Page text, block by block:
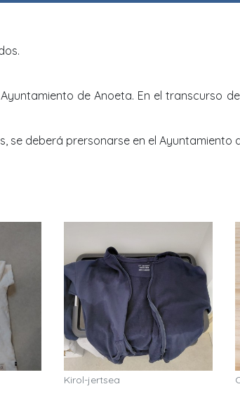
de Anoeta. En el transcurso
deberá prersonarse en el Ayuntamiento
Kirol-jertsea